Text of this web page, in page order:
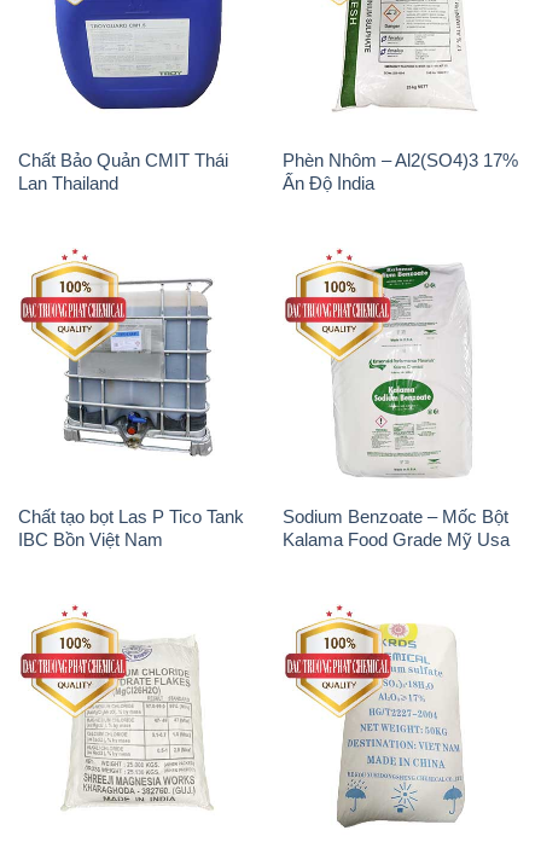
Chất Bảo Quản CMIT Thái
Lan Thailand
Phèn Nhôm – Al2(SO4)3 17%
Ấn Độ India
Chất tạo bọt Las P Tico Tank
IBC Bồn Việt Nam
Sodium Benzoate – Mốc Bột
Kalama Food Grade Mỹ Usa
Magie Clorua – MGCL2 Dạng
Vảy Shreeji Magnesia Works
Ấn Độ India
Phèn Nhôm – Al2(SO4)3 17%
Trung Quốc China